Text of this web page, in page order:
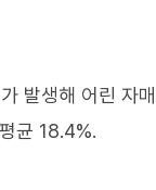
발생해 어린 자
균 18.4%.